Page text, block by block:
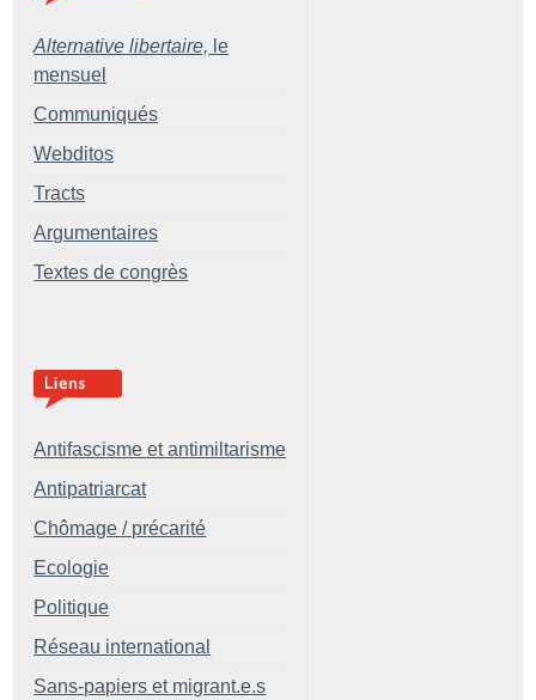
Alternative libertaire, le
mensuel
Communiqués
Webditos
Tracts
Argumentaires
Textes de congrès
Antifascisme et antimiltarisme
Antipatriarcat
Chômage / précarité
Ecologie
Politique
Réseau international
Sans-papiers et migrant.e.s